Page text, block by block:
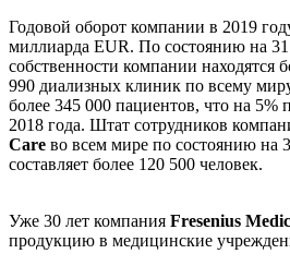
Годовой оборот компании в 2019
миллиарда EUR. По состоянию на 31
собственности компании находятся
990 диализных клиник по всему
более 345 000 пациентов, что на 5%
2018 года. Штат сотрудников
Care во всем мире по состоянию на
составляет более 120 500 человек.
Уже 30 лет компания Fresenius
продукцию в медицинские